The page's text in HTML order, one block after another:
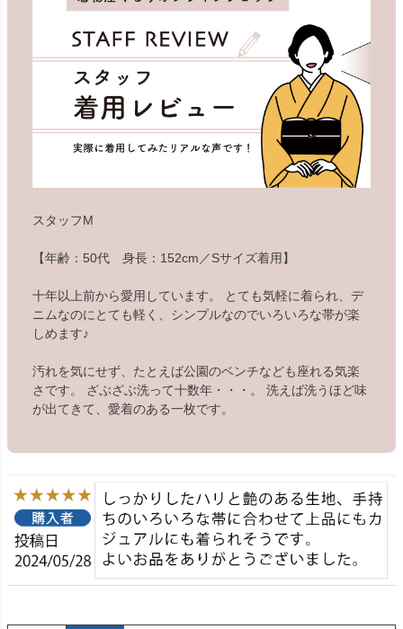
スタッフM
【年齢：50代 身長：152cm／Sサイズ着用】
十年以上前から愛用しています。 とても気軽に着られ、デ
ニムなのにとても軽く、シンプルなのでいろいろな帯が楽
しめます♪
汚れを気にせず、たとえば公園のベンチなども座れる気楽
さです。 ざぶざぶ洗って十数年・・・。 洗えば洗うほど味
が出てきて、愛着のある一枚です。